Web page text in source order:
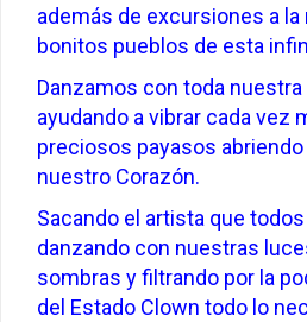
además de excursiones a la
bonitos pueblos de esta
Danzamos con toda
ayudando a vibrar cada vez
preciosos payasos
nuestro Corazón.
Sacando el artista que
danzando con nuestras
sombras y filtrando por la
del Estado Clown todo lo